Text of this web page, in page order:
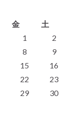
金
土
1
2
8
9
15
16
22
23
29
30